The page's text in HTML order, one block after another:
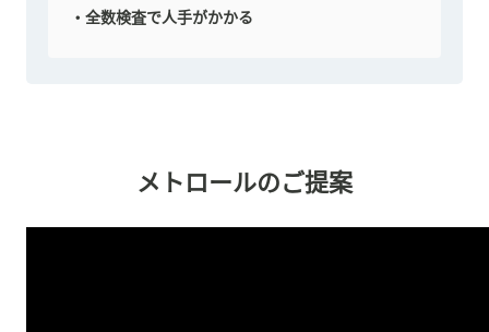
全数検査で人手がかかる
メトロールのご提案